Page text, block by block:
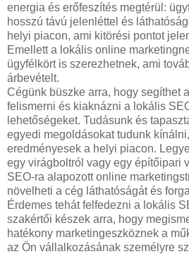
energia és erőfeszítés megtérül:
hosszú távú jelenléttel és
helyi piacon, ami kitörési pontot
Emellett a lokális online
ügyfélkört is szerezhetnek, ami
árbevételt.
Cégünk büszke arra, hogy segíthet
felismerni és kiaknázni a lokális
lehetőségeket. Tudásunk és
egyedi megoldásokat tudunk
eredményesek a helyi piacon.
egy virágboltról vagy egy építőipari
SEO-ra alapozott online
növelheti a cég láthatóságát és
Érdemes tehát felfedezni a lokális
szakértői készek arra, hogy
hatékony marketingeszköznek a
az Ön vállalkozásának személyre